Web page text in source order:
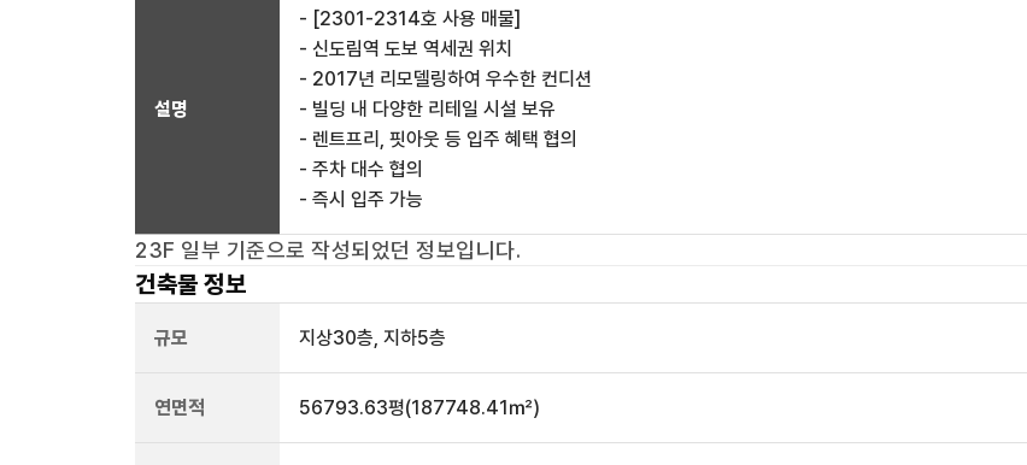
설명
- [2301-2314호 사용 매물]
- 신도림역 도보 역세권 위치
- 2017년 리모델링하여 우수한 컨디션
- 빌딩 내 다양한 리테일 시설 보유
- 렌트프리, 핏아웃 등 입주 혜택 협의
- 주차 대수 협의
- 즉시 입주 가능
23F 일부 기준으로 작성되었던 정보입니다.
건축물 정보
규모 지상30층, 지하5층
연면적 56793.63평(187748.41㎡)